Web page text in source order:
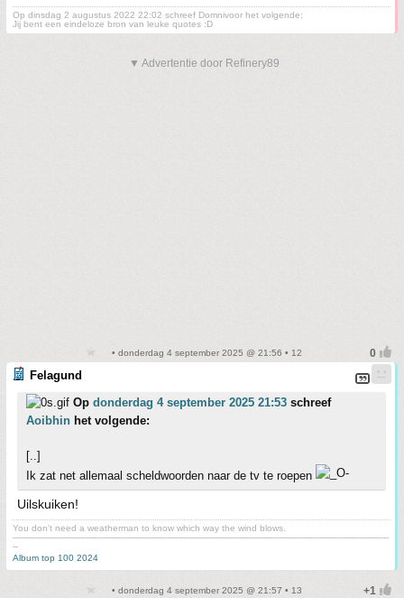
Op dinsdag 2 augustus 2022 22:02 schreef Domnivoor het volgende:
Jij bent een eindeloze bron van leuke quotes :D
▼ Advertentie door Refinery89
• donderdag 4 september 2025 @ 21:56 • 12
Felagund
Op donderdag 4 september 2025 21:53 schreef
Aoibhin het volgende:
[..]
Ik zat net allemaal scheldwoorden naar de tv te roepen
Uilskuiken!
You don't need a weatherman to know which way the wind blows.
-------------------------------------------------------------------------------------------------------------------------------------------
--
Album top 100 2024
• donderdag 4 september 2025 @ 21:57 • 13